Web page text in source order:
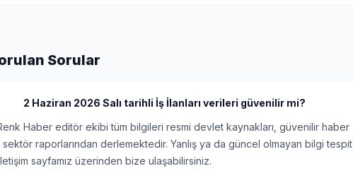
Sorular
2 Haziran 2026 Salı tarihli İş İlanları verileri güvenilir mi?
Haber editör ekibi tüm bilgileri resmi devlet kaynakları, güvenilir haber
sektör raporlarından derlemektedir. Yanlış ya da güncel olmayan bilgi tespit
sayfamız üzerinden bize ulaşabilirsiniz.